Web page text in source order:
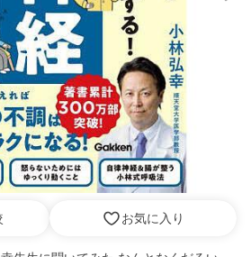
お気に入り